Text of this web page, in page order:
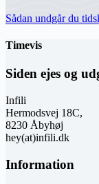
Sådan undgår du
Timevis
Siden ejes og
Infili
Hermodsvej 18C,
8230 Åbyhøj
hey(at)infili.dk
Information